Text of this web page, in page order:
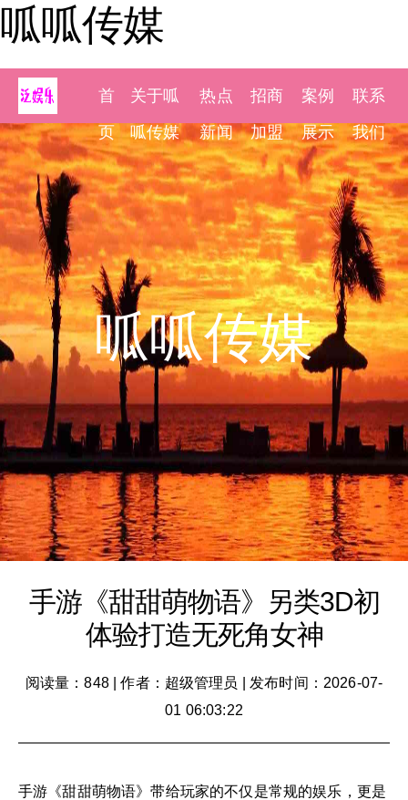
呱呱传媒
首
页
关于呱
呱传媒
热点
新闻
招商
加盟
案例
展示
联系
我们
呱呱传媒
手游《甜甜萌物语》另类3D初
体验打造无死角女神
阅读量：848|作者：超级管理员
发布时间：2026-07-
01 06:03:22
手游《甜甜萌物语》带给玩家的不仅是常规的娱乐，更是